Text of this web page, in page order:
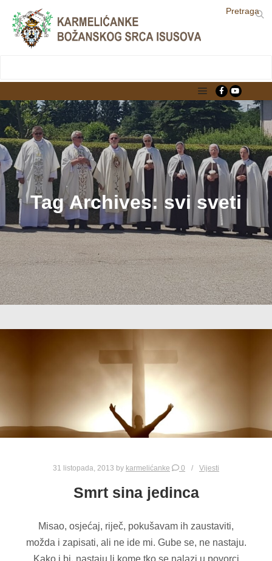
LjekarnaCroatia.com
Pretraga
Main menu
Tag Archives:svi sveti
31 listopada, 2013 by karmelićanke 0 Vijesti
Smrt sina jedinca
Misao, osjećaj, riječ, pokušavam ih zaustaviti,
možda i zapisati, ali ne ide mi. Gube se, ne nastaju.
Kako i bi, nastaju li kome tko se nalazi u povorci